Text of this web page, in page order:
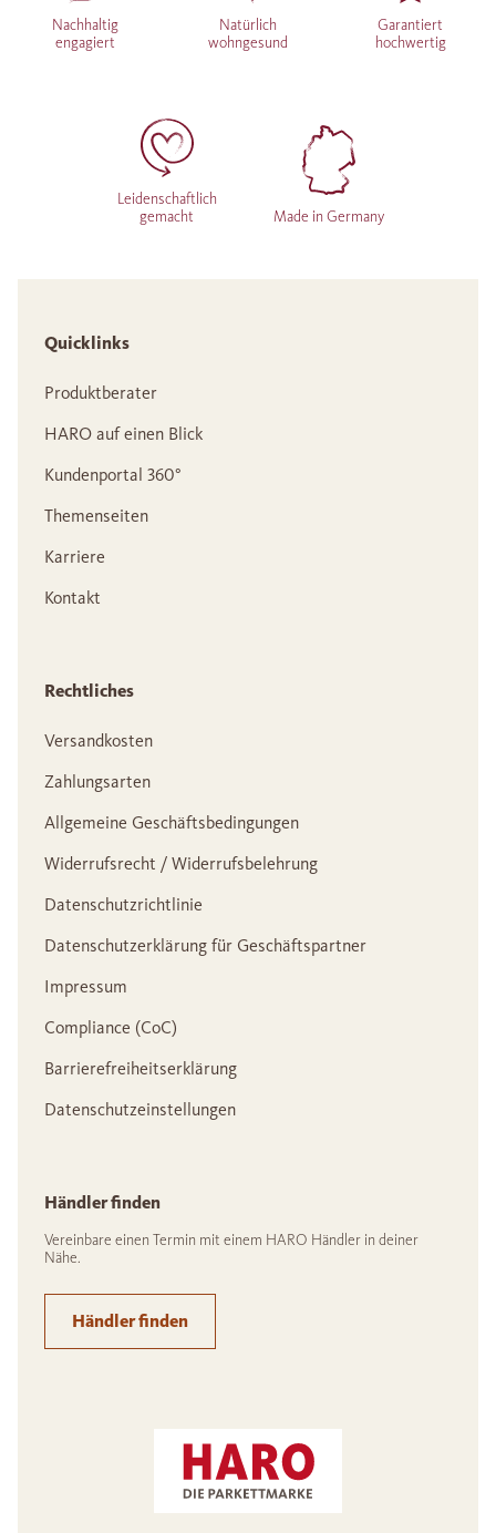
Nachhaltig
engagiert
Natürlich
wohngesund
Garantiert
hochwertig
Leidenschaftlich
gemacht
Made in Germany
Quicklinks
Produktberater
HARO auf einen Blick
Kundenportal 360°
Themenseiten
Karriere
Kontakt
Rechtliches
Versandkosten
Zahlungsarten
Allgemeine Geschäftsbedingungen
Widerrufsrecht / Widerrufsbelehrung
Datenschutzrichtlinie
Datenschutzerklärung für Geschäftspartner
Impressum
Compliance (CoC)
Barrierefreiheitserklärung
Datenschutzeinstellungen
Händler finden
Vereinbare einen Termin mit einem HARO Händler in deiner
Nähe.
Händler finden